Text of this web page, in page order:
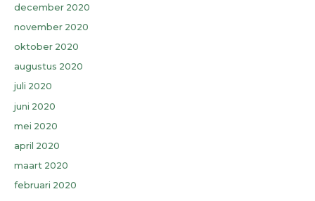
december 2020
november 2020
oktober 2020
augustus 2020
juli 2020
juni 2020
mei 2020
april 2020
maart 2020
februari 2020